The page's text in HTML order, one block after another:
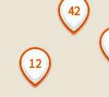
12
42